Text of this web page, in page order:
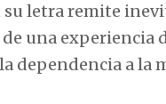
su letra remite
una
dependencia a la